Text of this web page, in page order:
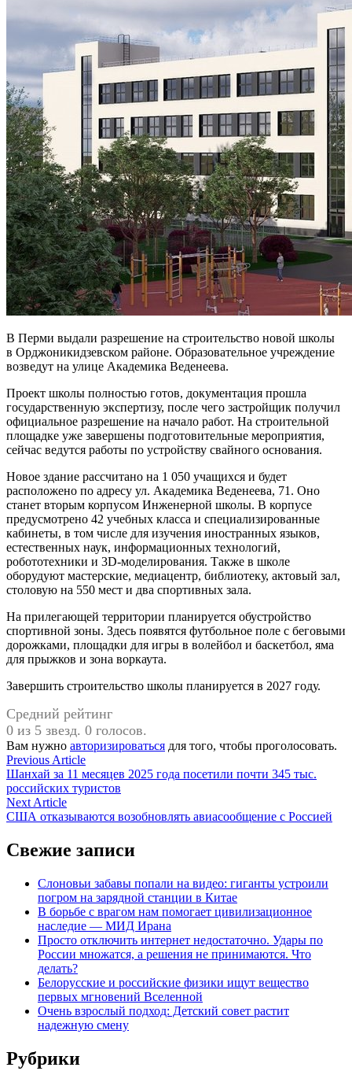
В Перми выдали разрешение на строительство новой школы
в Орджоникидзевском районе. Образовательное учреждение
возведут на улице Академика Веденеева.
Проект школы полностью готов, документация прошла
государственную экспертизу, после чего застройщик получил
официальное разрешение на начало работ. На строительной
площадке уже завершены подготовительные мероприятия,
сейчас ведутся работы по устройству свайного основания.
Новое здание рассчитано на 1 050 учащихся и будет
расположено по адресу ул. Академика Веденеева, 71. Оно
станет вторым корпусом Инженерной школы. В корпусе
предусмотрено 42 учебных класса и специализированные
кабинеты, в том числе для изучения иностранных языков,
естественных наук, информационных технологий,
робототехники и 3D-моделирования. Также в школе
оборудуют мастерские, медиацентр, библиотеку, актовый зал,
столовую на 550 мест и два спортивных зала.
На прилегающей территории планируется обустройство
спортивной зоны. Здесь появятся футбольное поле с беговыми
дорожками, площадки для игры в волейбол и баскетбол, яма
для прыжков и зона воркаута.
Завершить строительство школы планируется в 2027 году.
Средний рейтинг
0 из 5 звезд. 0 голосов.
Вам нужно авторизироваться для того, чтобы проголосовать.
Навигация
по
записям
Previous ArticlePrevious
article:
Шанхай за 11 месяцев 2025 года посетили почти 345 тыс.
российских туристов
Next ArticleNext
article:
США отказываются возобновлять авиасообщение с Россией
Свежие записи
Слоновьи забавы попали на видео: гиганты устроили
погром на зарядной станции в Китае
В борьбе с врагом нам помогает цивилизационное
наследие — МИД Ирана
Просто отключить интернет недостаточно. Удары по
России множатся, а решения не принимаются. Что
делать?
Белорусские и российские физики ищут вещество
первых мгновений Вселенной
Очень взрослый подход: Детский совет растит
надежную смену
Рубрики